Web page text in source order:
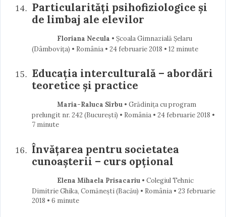
Particularități psihofiziologice și
de limbaj ale elevilor
Floriana Necula • Școala Gimnazială Șelaru
(Dâmboviţa) • România
24 februarie 2018 • 12 minute
Educația interculturală – abordări
teoretice și practice
Maria-Raluca Sîrbu• Grădinița cu program
prelungit nr. 242 (Bucureşti) • România
24 februarie 2018 •
7 minute
Învățarea pentru societatea
cunoașterii – curs opţional
Elena Mihaela Prisacariu• Colegiul Tehnic
Dimitrie Ghika, Comăneşti (Bacău) • România
23 februarie
2018 • 6 minute